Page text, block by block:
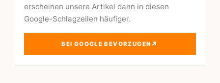
erscheinen unsere Artikel dann in diesen
Google-Schlagzeilen häufiger.
BEI GOOGLE BEVORZUGEN ↗